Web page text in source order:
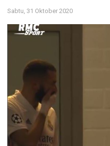
Sabtu, 31 Oktober 2020